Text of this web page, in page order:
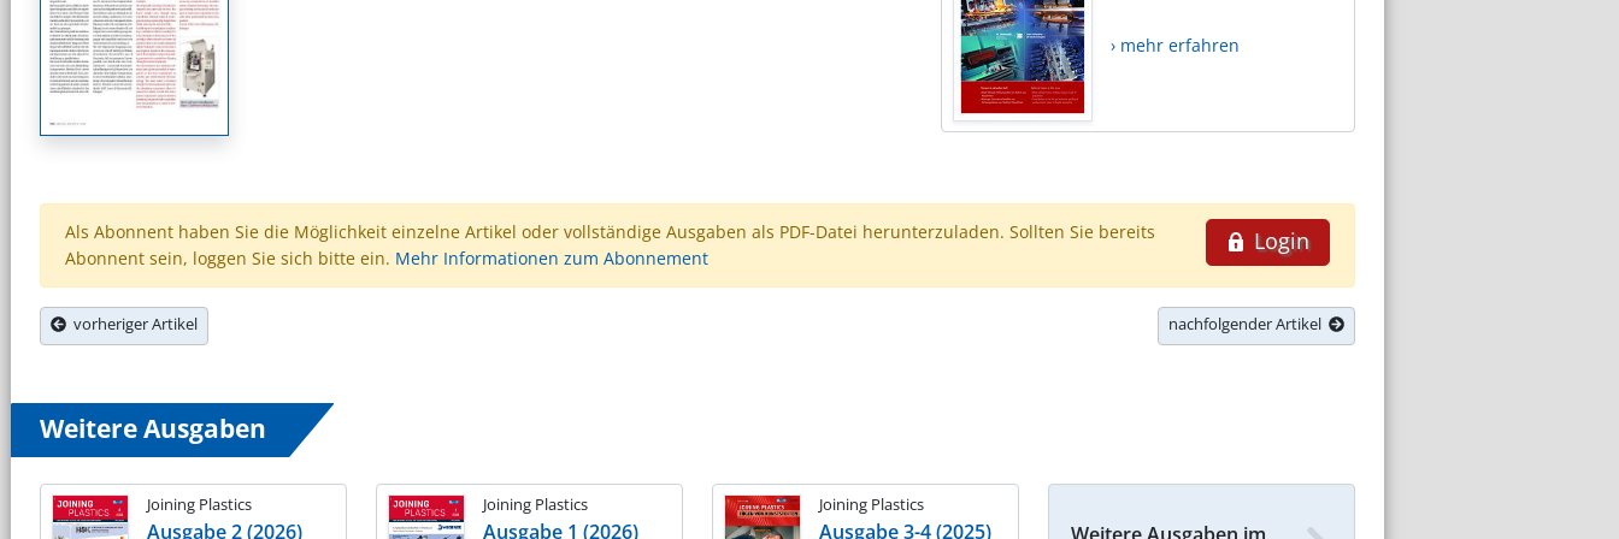
› mehr erfahren
Login
Als Abonnent haben Sie die Möglichkeit einzelne Artikel oder vollständige Ausgaben als PDF-Datei herunterzuladen. Sollten Sie bereits
Abonnent sein, loggen Sie sich bitte ein. Mehr Informationen zum Abonnement
vorheriger Artikel nachfolgender Artikel
Weitere Ausgaben
Joining Plastics
Ausgabe 2 (2026)
Joining Plastics
Ausgabe 1 (2026)
Joining Plastics
Ausgabe 3-4 (2025)